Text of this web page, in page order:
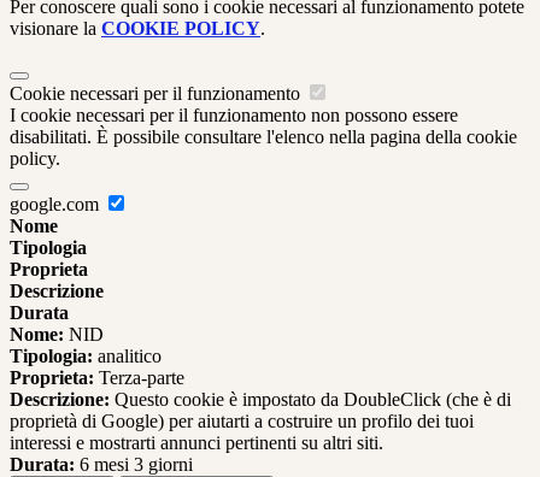
Per conoscere quali sono i cookie necessari al funzionamento potete
visionare la COOKIE POLICY.
Cookie necessari per il funzionamento
I cookie necessari per il funzionamento non possono essere
disabilitati. È possibile consultare l'elenco nella pagina della cookie
policy.
google.com
Nome
Tipologia
Proprieta
Descrizione
Durata
Nome: NID
Tipologia: analitico
Proprieta: Terza-parte
Descrizione: Questo cookie è impostato da DoubleClick (che è di
proprietà di Google) per aiutarti a costruire un profilo dei tuoi
interessi e mostrarti annunci pertinenti su altri siti.
Durata: 6 mesi 3 giorni